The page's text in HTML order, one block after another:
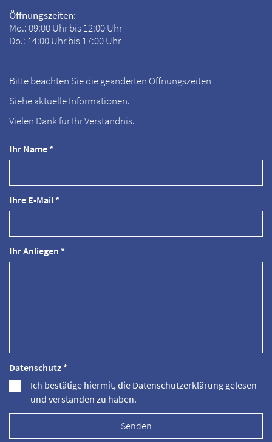
Ihr Name *
Ihre E-Mail *
Ihr Anliegen *
Datenschutz *
Ich bestätige hiermit, die Datenschutzerklärung gelesen
und verstanden zu haben.
Öffnungszeiten:
Mo.: 09:00 Uhr bis 12:00 Uhr
Do.: 14:00 Uhr bis 17:00 Uhr
Bitte beachten Sie die geänderten Öffnungszeiten
Siehe aktuelle Informationen.
Vielen Dank für Ihr Verständnis.